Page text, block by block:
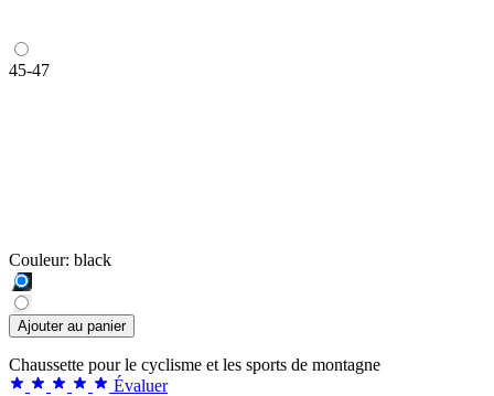
45-47
Couleur: black
Ajouter au panier
Chaussette pour le cyclisme et les sports de montagne
Évaluer